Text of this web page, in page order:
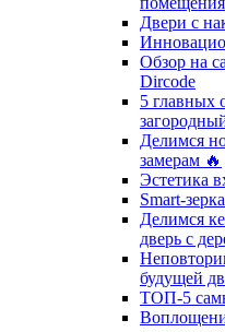
Двери с
Обзор на
Dircode
5 главных
Делимся
замерам 🔥
Эстетика
Smart-
Делимся
дверь с
будущей
ТОП-5